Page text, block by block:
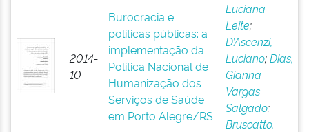
2014-
10
Burocracia e
políticas públicas: a
implementação da
Política Nacional de
Humanização dos
Serviços de Saúde
em Porto Alegre/RS
Luciana
Leite;
D’Ascenzi,
Luciano;Dias,
Gianna
Vargas
Salgado;
Bruscatto,